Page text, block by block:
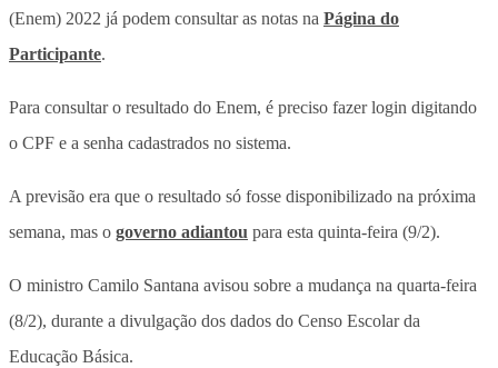
(Enem) 2022 já podem consultar as notas na Página do
Participante.
Para consultar o resultado do Enem, é preciso fazer login digitando
o CPF e a senha cadastrados no sistema.
A previsão era que o resultado só fosse disponibilizado na próxima
semana, mas o governo adiantou para esta quinta-feira (9/2).
O ministro Camilo Santana avisou sobre a mudança na quarta-feira
(8/2), durante a divulgação dos dados do Censo Escolar da
Educação Básica.